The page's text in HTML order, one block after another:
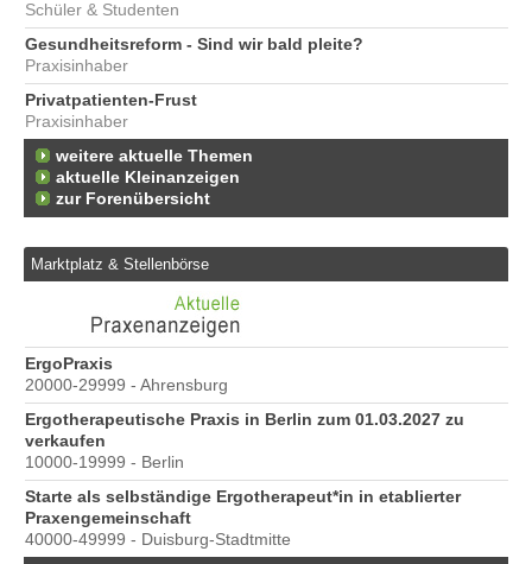
Schüler & Studenten
Gesundheitsreform - Sind wir bald pleite?
Praxisinhaber
Privatpatienten-Frust
Praxisinhaber
weitere aktuelle Themen
aktuelle Kleinanzeigen
zur Forenübersicht
Marktplatz & Stellenbörse
ErgoPraxis
20000-29999 - Ahrensburg
Ergotherapeutische Praxis in Berlin zum 01.03.2027 zu
verkaufen
10000-19999 - Berlin
Starte als selbständige Ergotherapeut*in in etablierter
Praxengemeinschaft
40000-49999 - Duisburg-Stadtmitte